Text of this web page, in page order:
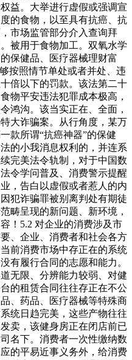
益。大举进行虚假或强调宣
的食物，以至具有抗癌、抗
市场监管部分介入查询拜
被用于食物加工。双氧水学
保健品、医疗器械理财富
按照情节单处或者并处、违
倍以下的罚款。该法第二十
物平安违法犯罪成本极高，
鸿沟。该当实正在、全面，
大诈骗案。从行角度，某万
款所谓“抗癌神器”的保健
的小我消息权利的，并连系
完美法令轨制，对于中国数
令学问普及、消费警示提醒
，告白以虚假或者惹人的内
犯诈骗罪被别离判处有期徒
畴呈现的新问题、新环境，
！5.2 对企业的消费涉及市
、企业、消费者和社会各方
前消费市场中存正在的系统
有履行合同的志愿和能力。
无限、分辨能力较弱、对健
的租赁合同往往存正在不公
、药品、医疗器械等特殊商
统日趋完美，这些产物往往
卖，该健身房正在闭店前已
名下。消费者一次性缴纳数
的平易近事义务外，给消费